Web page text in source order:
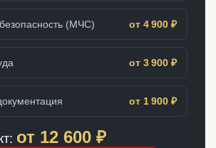
(МЧС) от 4 900 ₽
от 3 900 ₽
от 1 900 ₽
от 12 600 ₽